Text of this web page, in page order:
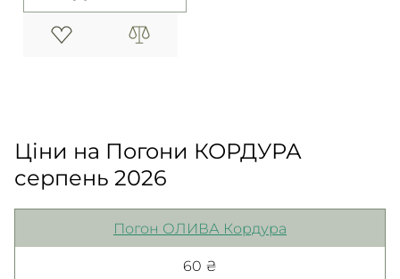
Ціни на Погони КОРДУРА
серпень 2026
Погон ОЛИВА Кордура
60 ₴